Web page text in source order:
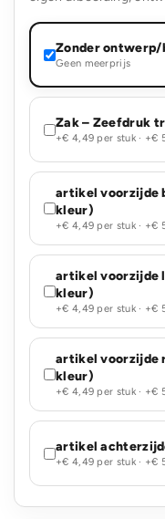
Zonder ontwerp/
Geen meerprijs
Zak – Zeefdruk
+€ 4,49 per stuk · +€
artikel voorzijde
kleur)
+€ 4,49 per stuk · +€
artikel voorzijde
kleur)
+€ 4,49 per stuk · +€
artikel voorzijde
kleur)
+€ 4,49 per stuk · +€
artikel
+€ 4,49 per stuk · +€